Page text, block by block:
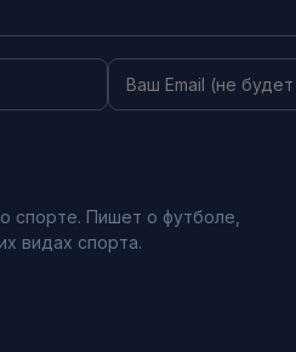
спорте. Пишет о футболе,
видах спорта.